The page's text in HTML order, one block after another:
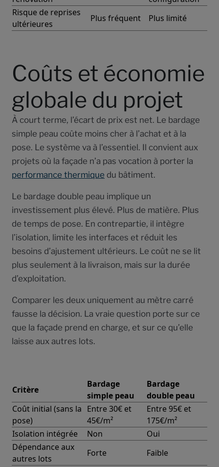
Risque de reprises
ultérieures
Plus fréquent Plus limité
Coûts et économie
globale du projet
À court terme, l’écart de prix est net. Le bardage
simple peau coûte moins cher à l’achat et à la
pose. Le système va à l’essentiel. Il convient aux
projets où la façade n’a pas vocation à porter la
performance thermique du bâtiment.
Le bardage double peau implique un
investissement plus élevé. Plus de matière. Plus
de temps de pose. En contrepartie, il intègre
l’isolation, limite les interfaces et réduit les
besoins d’ajustement ultérieurs. Le coût ne se lit
plus seulement à la livraison, mais sur la durée
d’exploitation.
Comparer les deux uniquement au mètre carré
fausse la décision. La vraie question porte sur ce
que la façade prend en charge, et sur ce qu’elle
laisse aux autres lots.
Critère
Bardage
simple peau
Bardage
double peau
Coût initial (sans la
pose)
Entre 30€ et
45€/m²
Entre 95€ et
175€/m²
Isolation intégrée
Non
Oui
Dépendance aux
autres lots
Forte
Faible